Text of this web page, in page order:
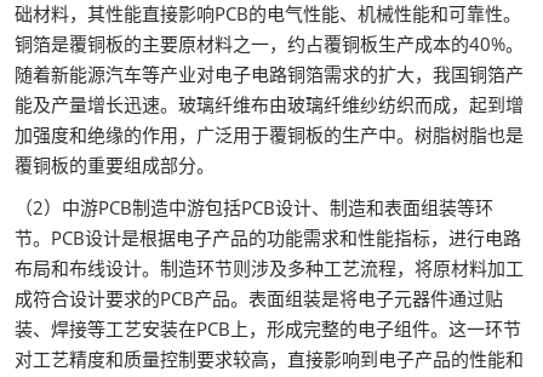
础材料，其性能直接影响PCB的电气性能、机械性能和可靠性。
铜箔是覆铜板的主要原材料之一，约占覆铜板生产成本的40%。
随着新能源汽车等产业对电子电路铜箔需求的扩大，我国铜箔产
能及产量增长迅速。玻璃纤维布由玻璃纤维纱纺织而成，起到增
加强度和绝缘的作用，广泛用于覆铜板的生产中。树脂树脂也是
覆铜板的重要组成部分。
（2）中游PCB制造中游包括PCB设计、制造和表面组装等环
节。PCB设计是根据电子产品的功能需求和性能指标，进行电路
布局和布线设计。制造环节则涉及多种工艺流程，将原材料加工
成符合设计要求的PCB产品。表面组装是将电子元器件通过贴
装、焊接等工艺安装在PCB上，形成完整的电子组件。这一环节
对工艺精度和质量控制要求较高，直接影响到电子产品的性能和